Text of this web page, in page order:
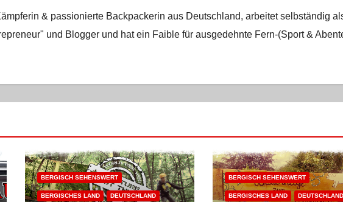
& passionierte Backpackerin aus Deutschland, arbeitet selbständig
und Blogger und hat ein Faible für ausgedehnte Fern-(Sport &
BERGISCH SEHENSWERT
BERGISCHES LAND DEUTSCHLAND
BERGISCH SEHENSWERT
BERGISCHES LAND DEUTSCHLAND